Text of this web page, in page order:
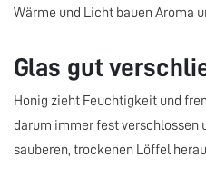
Wärme und Licht bauen Aroma
Glas gut
Honig zieht Feuchtigkeit und
darum immer fest verschlossen
sauberen, trockenen Löffel